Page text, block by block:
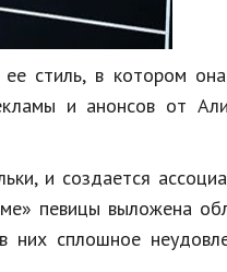
стиль, в котором
и анонсов от
и создается
певицы выложена
сплошное